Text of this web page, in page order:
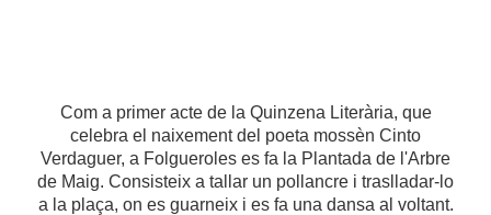
Com a primer acte de la Quinzena Literària, que
celebra el naixement del poeta mossèn Cinto
Verdaguer, a Folgueroles es fa la Plantada de l'Arbre
de Maig. Consisteix a tallar un pollancre i traslladar-lo
a la plaça, on es guarneix i es fa una dansa al voltant.